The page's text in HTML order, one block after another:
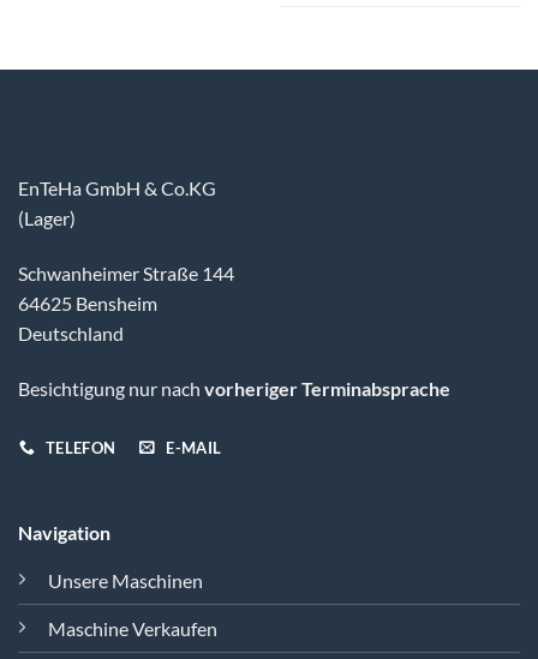
EnTeHa GmbH & Co.KG
(Lager)
Schwanheimer Straße 144
64625 Bensheim
Deutschland
Besichtigung nur nach vorheriger Terminabsprache
TELEFON E-MAIL
Navigation
Unsere Maschinen
Maschine Verkaufen